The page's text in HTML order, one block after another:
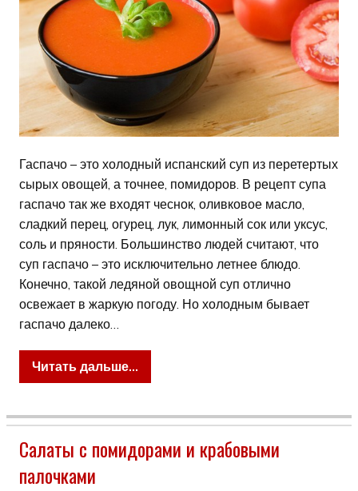
Гаспачо – это холодный испанский суп из перетертых
сырых овощей, а точнее, помидоров. В рецепт супа
гаспачо так же входят чеснок, оливковое масло,
сладкий перец, огурец, лук, лимонный сок или уксус,
соль и пряности. Большинство людей считают, что
суп гаспачо – это исключительно летнее блюдо.
Конечно, такой ледяной овощной суп отлично
освежает в жаркую погоду. Но холодным бывает
гаспачо далеко…
Читать дальше...
Салаты с помидорами и крабовыми
палочками